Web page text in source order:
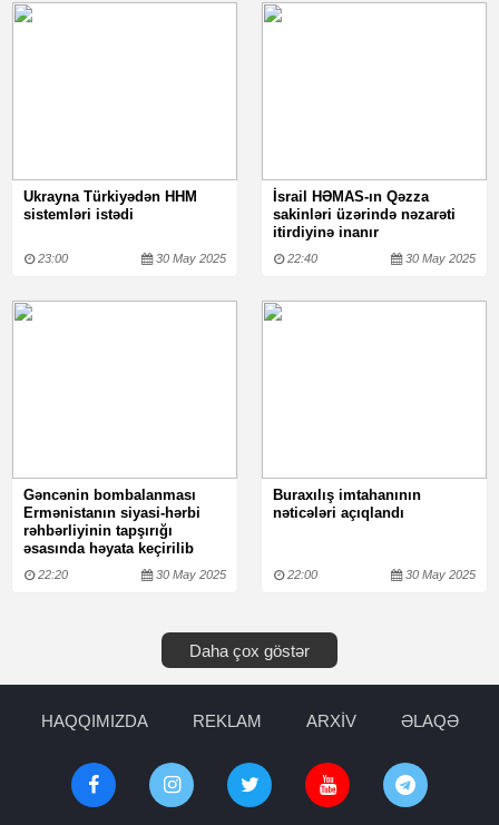
Ukrayna Türkiyədən HHM
sistemləri istədi
23:00 30 May 2025
İsrail HƏMAS-ın Qəzza
sakinləri üzərində nəzarəti
itirdiyinə inanır
22:40 30 May 2025
Gəncənin bombalanması
Ermənistanın siyasi-hərbi
rəhbərliyinin tapşırığı
əsasında həyata keçirilib
22:20 30 May 2025
Buraxılış imtahanının
nəticələri açıqlandı
22:00 30 May 2025
Daha çox göstər
HAQQIMIZDA REKLAM ARXİV ƏLAQƏ